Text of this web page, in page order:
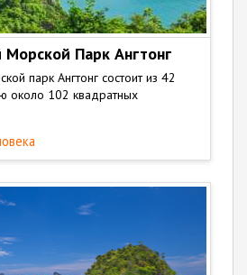
Парк Ангтонг
парк Ангтонг состоит из 42
около 102 квадратных